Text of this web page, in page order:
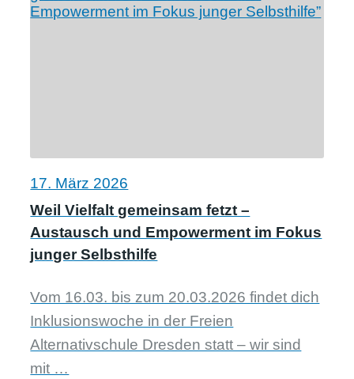
17. März 2026
Weil Vielfalt gemeinsam fetzt –
Austausch und Empowerment im Fokus
junger Selbsthilfe
Vom 16.03. bis zum 20.03.2026 findet dich
Inklusionswoche in der Freien
Alternativschule Dresden statt – wir sind
mit …